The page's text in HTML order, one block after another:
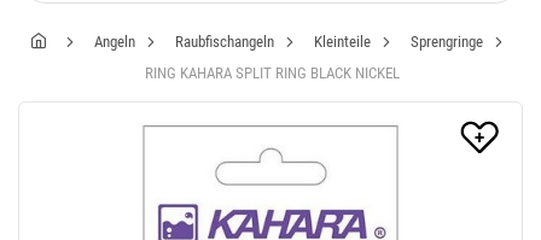
Angeln Raubfischangeln Kleinteile
Sprengringe
RING KAHARA SPLIT RING BLACK NICKEL